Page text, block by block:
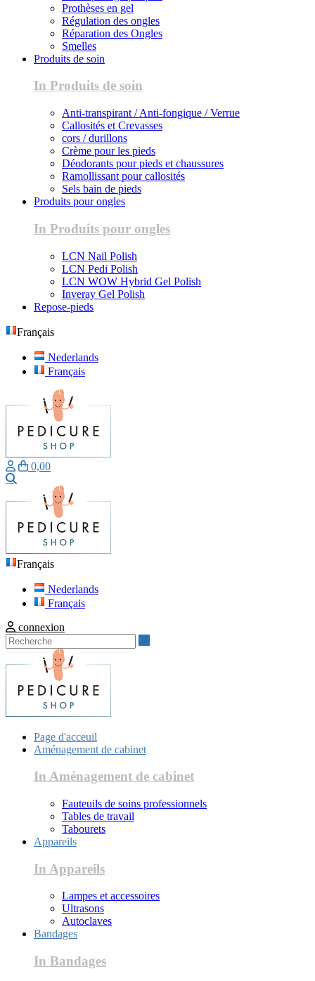
Prothèses en gel
Régulation des ongles
Réparation des Ongles
Smelles
Produits de soin
In Produits de soin
Anti-transpirant / Anti-fongique / Verrue
Callosités et Crevasses
cors / durillons
Crème pour les pieds
Déodorants pour pieds et chaussures
Ramollissant pour callosités
Sels bain de pieds
Produits pour ongles
In Produits pour ongles
LCN Nail Polish
LCN Pedi Polish
LCN WOW Hybrid Gel Polish
Inveray Gel Polish
Repose-pieds
Français
Nederlands
Français
0,00
Français
Nederlands
Français
connexion
Page d'acceuil
Aménagement de cabinet
In Aménagement de cabinet
Fauteuils de soins professionnels
Tables de travail
Tabourets
Appareils
In Appareils
Lampes et accessoires
Ultrasons
Autoclaves
Bandages
In Bandages